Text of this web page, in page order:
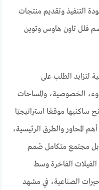
التنفيذ وتقديم منتجات
فلل تاون هاوس وتوين
لتزايد الطلب على
الخصوصية، والمساحات
موقعًا استراتيجيًا
المحاور والطرق الرئيسية،
مجتمع متكامل صُمم
الفاخرة وسط
الصناعية، في مشهد